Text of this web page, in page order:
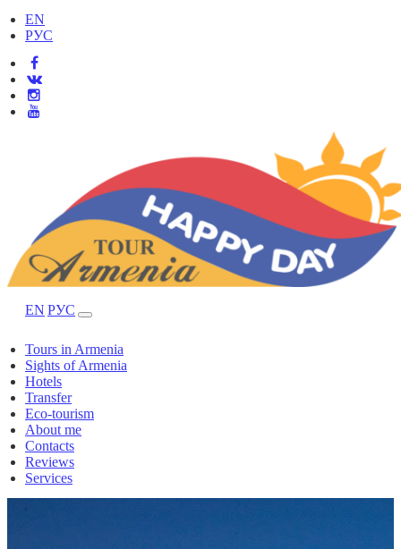
EN
РУС
EN РУС
Tours in Armenia
Sights of Armenia
Hotels
Transfer
Eco-tourism
About me
Contacts
Reviews
Services